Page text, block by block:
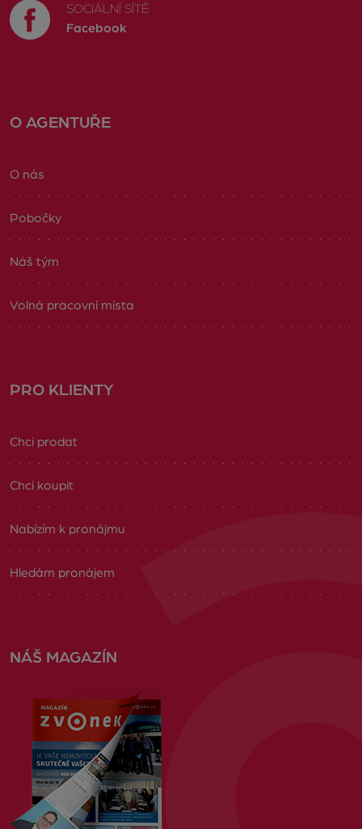
SOCIÁLNÍ SÍTĚ
Facebook
O AGENTUŘE
O nás
Pobočky
Náš tým
Volná pracovní místa
PRO KLIENTY
Chci prodat
Chci koupit
Nabízím k pronájmu
Hledám pronájem
NÁŠ MAGAZÍN